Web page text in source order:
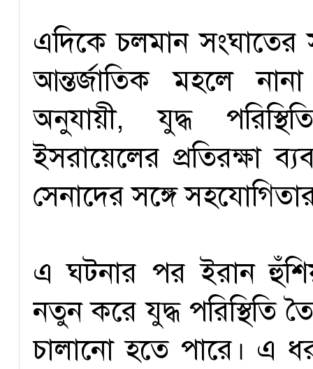
এদিকে চলমান সংঘাতের
আন্তর্জাতিক মহলে
অনুযায়ী, যুদ্ধ
ইসরায়েলের প্রতিরক্ষা
সেনাদের সঙ্গে
এ ঘটনার পর ইরান
নতুন করে যুদ্ধ পরিস্থিতি
চালানো হতে পারে। এ